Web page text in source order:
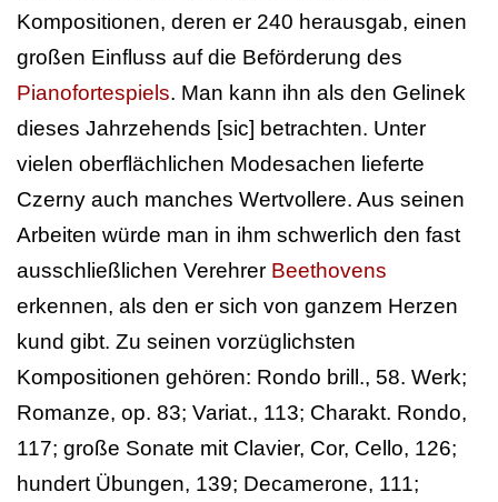
Kompositionen, deren er 240 herausgab, einen
großen Einfluss auf die Beförderung des
Pianofortespiels. Man kann ihn als den Gelinek
dieses Jahrzehends [sic] betrachten. Unter
vielen oberflächlichen Modesachen lieferte
Czerny auch manches Wertvollere. Aus seinen
Arbeiten würde man in ihm schwerlich den fast
ausschließlichen Verehrer Beethovens
erkennen, als den er sich von ganzem Herzen
kund gibt. Zu seinen vorzüglichsten
Kompositionen gehören: Rondo brill., 58. Werk;
Romanze, op. 83; Variat., 113; Charakt. Rondo,
117; große Sonate mit Clavier, Cor, Cello, 126;
hundert Übungen, 139; Decamerone, 111;